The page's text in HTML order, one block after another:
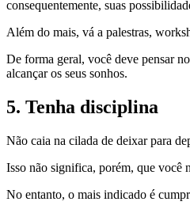
consequentemente, suas
Além do mais, vá a palestras,
De forma geral, você deve pensar
alcançar os seus sonhos.
5. Tenha disciplina
Não caia na cilada de deixar para
Isso não significa, porém, que você
No entanto, o mais indicado é